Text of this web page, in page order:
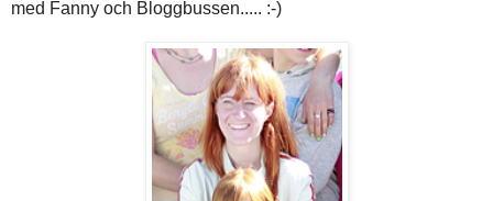
med Fanny och Bloggbussen..... :-)